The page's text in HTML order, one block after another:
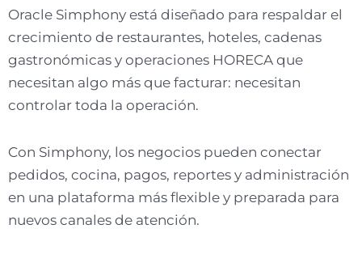
Oracle Simphony está diseñado para respaldar el
crecimiento de restaurantes, hoteles, cadenas
gastronómicas y operaciones HORECA que
necesitan algo más que facturar: necesitan
controlar toda la operación.
Con Simphony, los negocios pueden conectar
pedidos, cocina, pagos, reportes y administración
en una plataforma más flexible y preparada para
nuevos canales de atención.